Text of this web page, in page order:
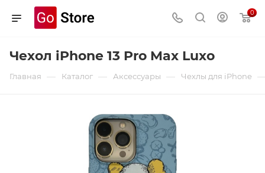
0
Чехол iPhone 13 Pro Max Luxo
Главная — Каталог — Аксессуары — Чехлы для iPhone